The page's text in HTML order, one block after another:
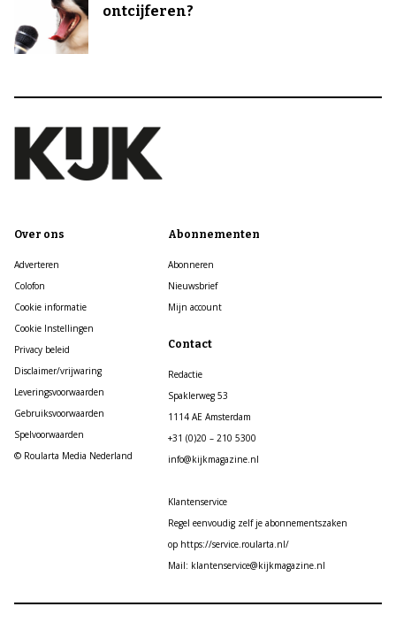
ontcijferen?
Over ons
Adverteren
Colofon
Cookie informatie
Cookie Instellingen
Privacy beleid
Disclaimer/vrijwaring
Leveringsvoorwaarden
Gebruiksvoorwaarden
Spelvoorwaarden
© Roularta Media Nederland
Abonnementen
Abonneren
Nieuwsbrief
Mijn account
Contact
Redactie
Spaklerweg 53
1114 AE Amsterdam
+31 (0)20 – 210 5300
info@kijkmagazine.nl
Klantenservice
Regel eenvoudig zelf je abonnementszaken
op https://service.roularta.nl/
Mail: klantenservice@kijkmagazine.nl